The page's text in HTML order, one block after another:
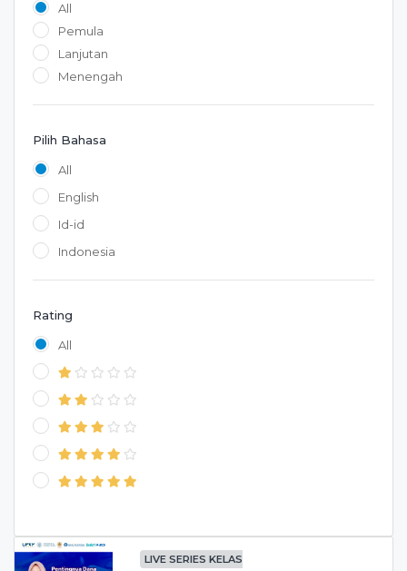
All
Pemula
Lanjutan
Menengah
Pilih Bahasa
All
English
Id-id
Indonesia
Rating
All
LIVE SERIES KELAS